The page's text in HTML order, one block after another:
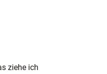
ziehe ich